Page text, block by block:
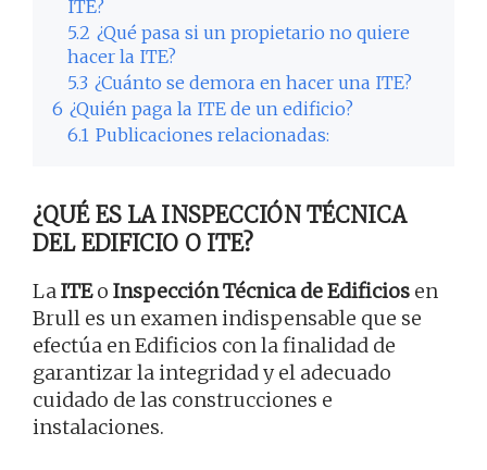
ITE?
5.2 ¿Qué pasa si un propietario no quiere
hacer la ITE?
5.3 ¿Cuánto se demora en hacer una ITE?
6 ¿Quién paga la ITE de un edificio?
6.1 Publicaciones relacionadas:
¿QUÉ ES LA INSPECCIÓN TÉCNICA
DEL EDIFICIO O ITE?
LaITEo Inspección Técnica de Edificios en
Brull es un examen indispensable que se
efectúa en Edificios con la finalidad de
garantizar la integridad y el adecuado
cuidado de las construcciones e
instalaciones.